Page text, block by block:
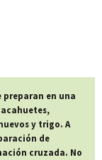
preparan en una
y trigo. A
de
cruzada. No